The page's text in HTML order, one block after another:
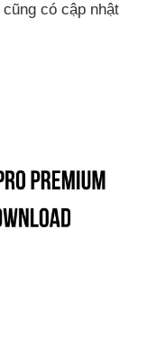
cũng có cập nhật